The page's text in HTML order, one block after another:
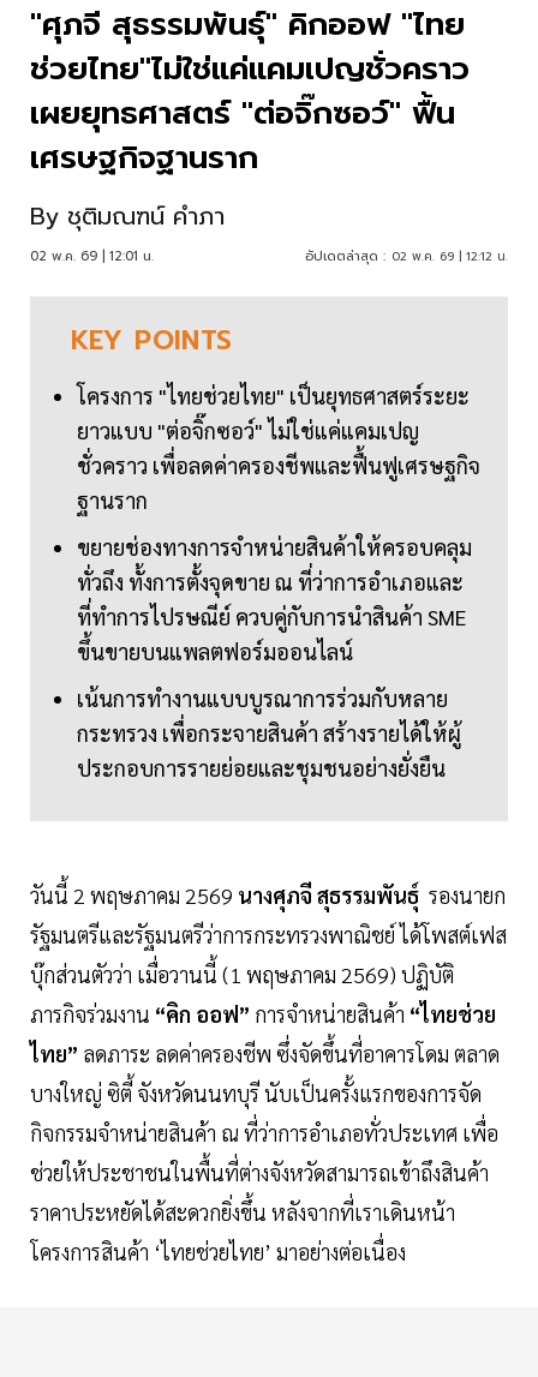
"ศุภจี สุธรรมพันธ์ุ" คิกออฟ "ไทย
ช่วยไทย"ไม่ใช่แค่แคมเปญชั่วคราว
เผยยุทธศาสตร์ "ต่อจิ๊กซอว์" ฟื้น
เศรษฐกิจฐานราก
By ชุติมณฑน์ คำภา
02 พ.ค. 69 | 12:01 น. อัปเดตล่าสุด : 02 พ.ค. 69 | 12:12 น.
KEY POINTS
โครงการ "ไทยช่วยไทย" เป็นยุทธศาสตร์ระยะ
ยาวแบบ "ต่อจิ๊กซอว์" ไม่ใช่แค่แคมเปญ
ชั่วคราว เพื่อลดค่าครองชีพและฟื้นฟูเศรษฐกิจ
ฐานราก
ขยายช่องทางการจำหน่ายสินค้าให้ครอบคลุม
ทั่วถึง ทั้งการตั้งจุดขาย ณ ที่ว่าการอำเภอและ
ที่ทำการไปรษณีย์ ควบคู่กับการนำสินค้า SME
ขึ้นขายบนแพลตฟอร์มออนไลน์
เน้นการทำงานแบบบูรณาการร่วมกับหลาย
กระทรวง เพื่อกระจายสินค้า สร้างรายได้ให้ผู้
ประกอบการรายย่อยและชุมชนอย่างยั่งยืน
วันนี้ 2 พฤษภาคม 2569 นางศุภจี สุธรรมพันธุ์ รองนายก
รัฐมนตรีและรัฐมนตรีว่าการกระทรวงพาณิชย์ ได้โพสต์เฟส
บุ๊กส่วนตัวว่า เมื่อวานนี้ (1 พฤษภาคม 2569) ปฏิบัติ
ภารกิจร่วมงาน “คิก ออฟ” การจำหน่ายสินค้า “ไทยช่วย
ไทย” ลดภาระ ลดค่าครองชีพ ซึ่งจัดขึ้นที่อาคารโดม ตลาด
บางใหญ่ ซิตี้ จังหวัดนนทบุรี นับเป็นครั้งแรกของการจัด
กิจกรรมจำหน่ายสินค้า ณ ที่ว่าการอำเภอทั่วประเทศ เพื่อ
ช่วยให้ประชาชนในพื้นที่ต่างจังหวัดสามารถเข้าถึงสินค้า
ราคาประหยัดได้สะดวกยิ่งขึ้น หลังจากที่เราเดินหน้า
โครงการสินค้า ‘ไทยช่วยไทย’ มาอย่างต่อเนื่อง